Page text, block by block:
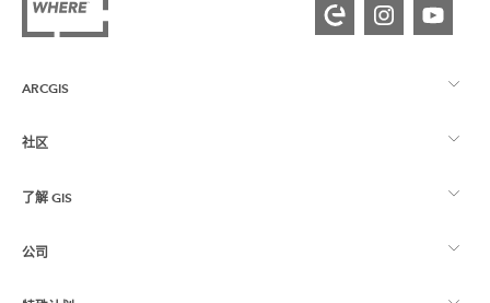
ARCGIS
ArcGIS 概览
制图
社区
Esri 社区
ArcGIS 博客
了解 GIS
什么是 GIS？
公司